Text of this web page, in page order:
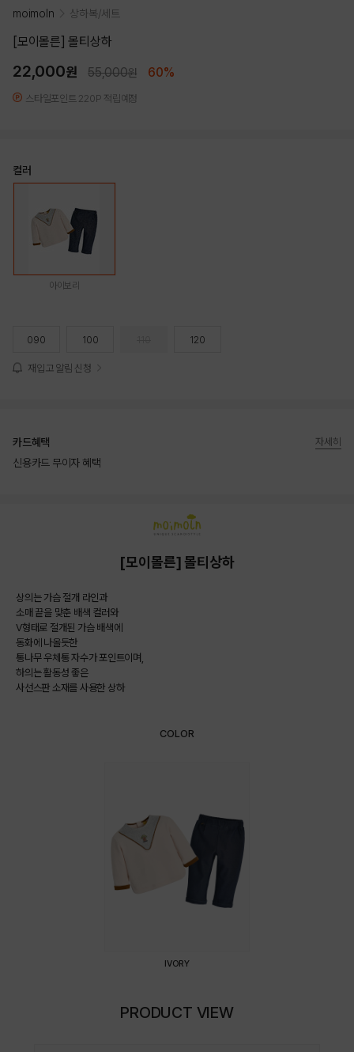
moimoln 상하복/세트
[모이몰른] 몰티상하
22,000원 55,000원 60%
스타일포인트 220P 적립예정
컬러
아이보리
090 100 120
재입고 알림 신청
카드혜택
신용카드 무이자 혜택
자세히
[모이몰른] 몰티상하
상의는 가슴 절개 라인과
소매 끝을 맞춘 배색 컬러와
V형태로 절개된 가슴 배색에
동화에 나올듯한
통나무 우체통 자수가 포인트이며,
하의는 활동성 좋은
사선스판 소재를 사용한 상하
COLOR
IVORY
PRODUCT VIEW